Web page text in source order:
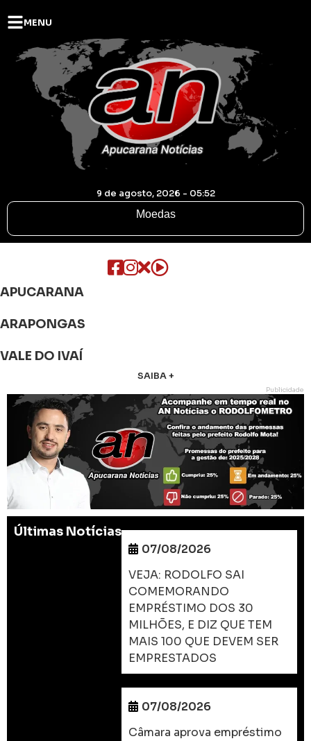
MENU
9 de agosto, 2026 - 05:52
Moedas
APUCARANA
ARAPONGAS
VALE DO IVAÍ
SAIBA +
Publicidade
Últimas Notícias
07/08/2026
VEJA: RODOLFO SAI
COMEMORANDO
EMPRÉSTIMO DOS 30
MILHÕES, E DIZ QUE TEM
MAIS 100 QUE DEVEM SER
EMPRESTADOS
07/08/2026
Câmara aprova empréstimo